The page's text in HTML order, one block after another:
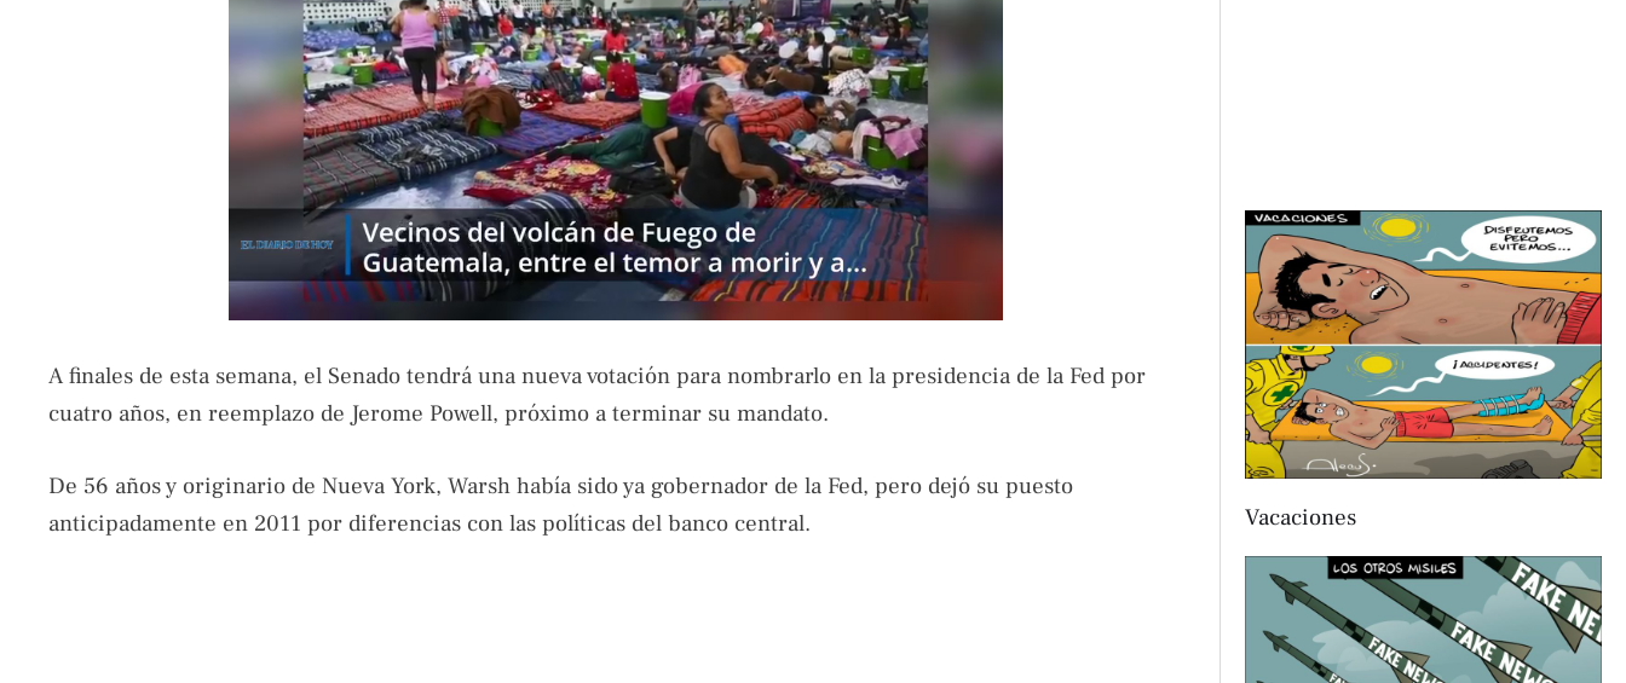
A finales de esta semana, el Senado tendrá una nueva votación para nombrarlo en la presidencia de la Fed por
cuatro años, en reemplazo de Jerome Powell, próximo a terminar su mandato.
De 56 años y originario de Nueva York, Warsh había sido ya gobernador de la Fed, pero dejó su puesto
anticipadamente en 2011 por diferencias con las políticas del banco central.
Vacaciones